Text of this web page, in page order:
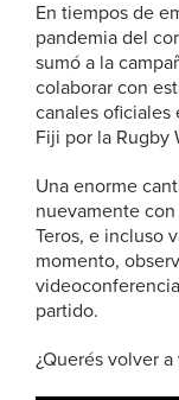
En tiempos de
pandemia del
sumó a la
colaborar con
canales oficiales
Fiji por la Rugby
Una enorme
nuevamente
Teros, e incluso
momento,
partido.
¿Querés volver